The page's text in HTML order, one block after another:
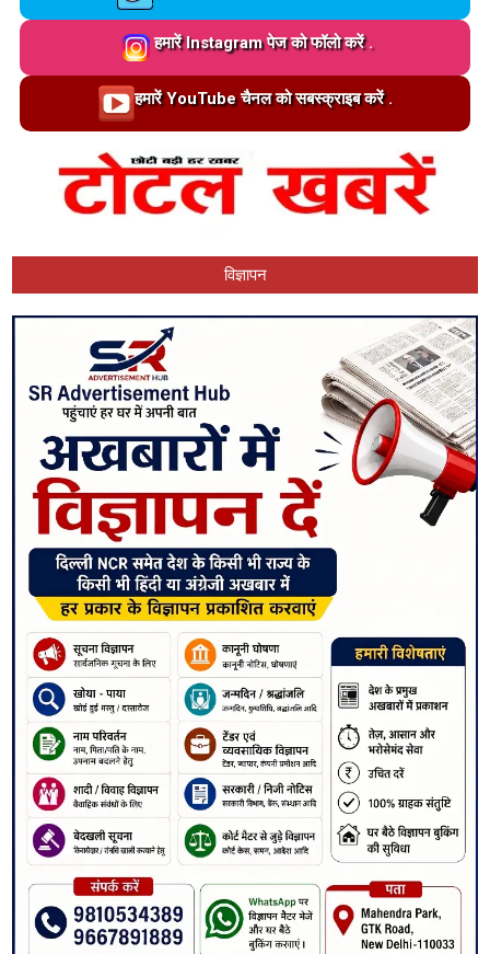
Loading…
हमारें Instagram पेज को फॉलो करें .
Loading…
हमारें YouTube चैनल को सबस्क्राइब करें .
विज्ञापन